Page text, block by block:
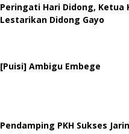
Peringati Hari Didong, Ketua
Lestarikan Didong Gayo
[Puisi] Ambigu Embege
Pendamping PKH Sukses